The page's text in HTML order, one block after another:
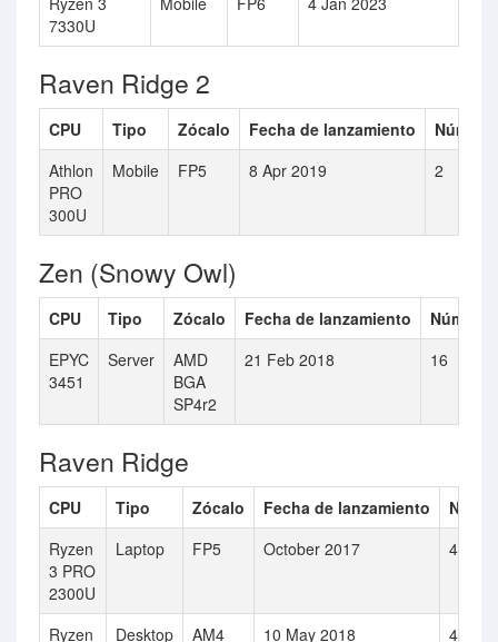
7330U
Raven Ridge 2
CPU Tipo Zócalo Fecha de lanzamiento
Athlon
PRO
300U
Mobile FP5 8 Apr 2019 2
Zen (Snowy Owl)
CPU Tipo Zócalo Fecha de lanzamiento
Número
EPYC
3451
Server
AMD
BGA
SP4r2
21 Feb 2018 16
Raven Ridge
CPU Tipo Zócalo Fecha de lanzamiento
Ryzen
3 PRO
2300U
Laptop FP5 October 2017 4
Ryzen Desktop AM4 10 May 2018 4